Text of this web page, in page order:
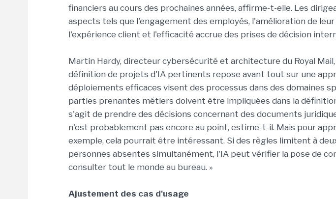
financiers au cours des prochaines années, affirme-t-elle. Les
aspects tels que l'engagement des employés, l'amélioration de
l'expérience client et l'efficacité accrue des prises de décision
Martin Hardy, directeur cybersécurité et architecture du Royal
définition de projets d'IA pertinents repose avant tout sur une
déploiements efficaces visent des processus dans des domaines
parties prenantes métiers doivent être impliquées dans la définition
s'agit de prendre des décisions concernant des documents
n'est probablement pas encore au point, estime-t-il. Mais pour
exemple, cela pourrait être intéressant. Si des règles limitent à
personnes absentes simultanément, l'IA peut vérifier la pose de
consulter tout le monde au bureau. »
Ajustement des cas d'usage